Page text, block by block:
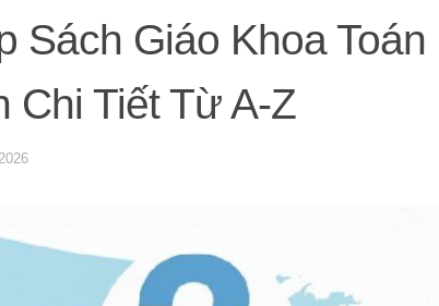
Sách Giáo Khoa
Chi Tiết Từ A-Z